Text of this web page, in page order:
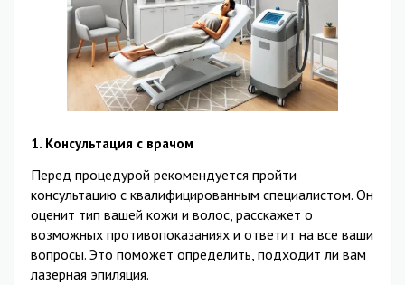
1. Консультация с врачом
Перед процедурой рекомендуется пройти
консультацию с квалифицированным специалистом. Он
оценит тип вашей кожи и волос, расскажет о
возможных противопоказаниях и ответит на все ваши
вопросы. Это поможет определить, подходит ли вам
лазерная эпиляция.